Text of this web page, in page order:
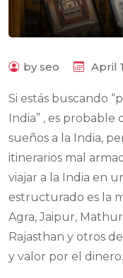
by seo April
Si estás buscando
India” , es
sueños a la India,
itinerarios mal
viajar a la India en
estructurado es la
Agra, Jaipur,
Rajasthan y otros
y valor por el dinero.